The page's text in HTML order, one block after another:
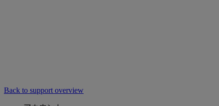
Back to support overview